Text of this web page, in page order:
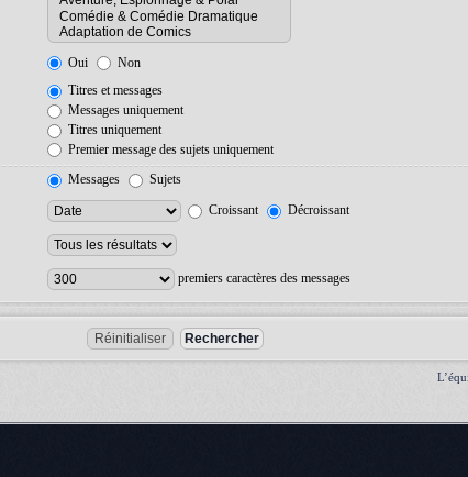
Oui
Non
Titres et messages
Messages uniquement
Titres uniquement
Premier message des sujets uniquement
Messages
Sujets
Croissant Décroissant
premiers caractères des messages